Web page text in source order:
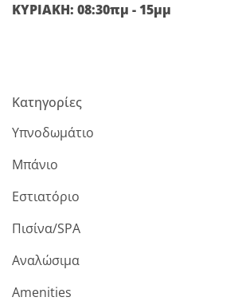
ΚΥΡΙΑΚΗ: 08:30πμ - 15μμ
Κατηγορίες
Υπνοδωμάτιο
Μπάνιο
Εστιατόριο
Πισίνα/SPA
Αναλώσιμα
Amenities